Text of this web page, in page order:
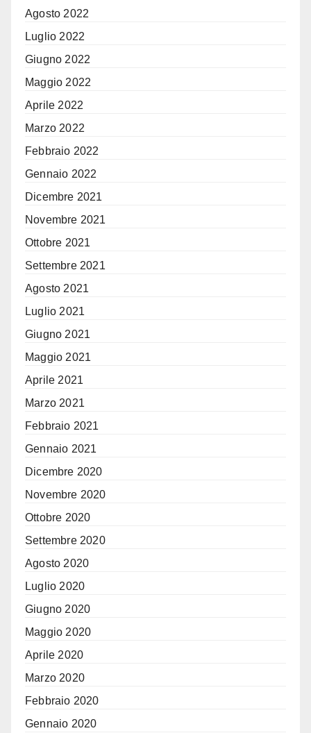
Agosto 2022
Luglio 2022
Giugno 2022
Maggio 2022
Aprile 2022
Marzo 2022
Febbraio 2022
Gennaio 2022
Dicembre 2021
Novembre 2021
Ottobre 2021
Settembre 2021
Agosto 2021
Luglio 2021
Giugno 2021
Maggio 2021
Aprile 2021
Marzo 2021
Febbraio 2021
Gennaio 2021
Dicembre 2020
Novembre 2020
Ottobre 2020
Settembre 2020
Agosto 2020
Luglio 2020
Giugno 2020
Maggio 2020
Aprile 2020
Marzo 2020
Febbraio 2020
Gennaio 2020